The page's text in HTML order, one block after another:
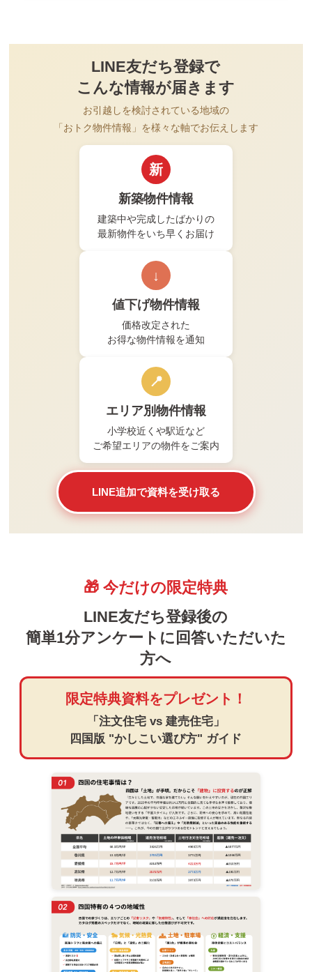
LINE友だち登録で
こんな情報が届きます
お引越しを検討されている地域の
「おトク物件情報」を様々な軸でお伝えします
新
新築物件情報
建築中や完成したばかりの
最新物件をいち早くお届け
↓
値下げ物件情報
価格改定された
お得な物件情報を通知
📍
エリア別物件情報
小学校近くや駅近など
ご希望エリアの物件をご案内
LINE追加で資料を受け取る
🎁 今だけの限定特典
LINE友だち登録後の
簡単1分アンケートに回答いただいた
方へ
限定特典資料をプレゼント！
「注文住宅 vs 建売住宅」
四国版 "かしこい選び方" ガイド